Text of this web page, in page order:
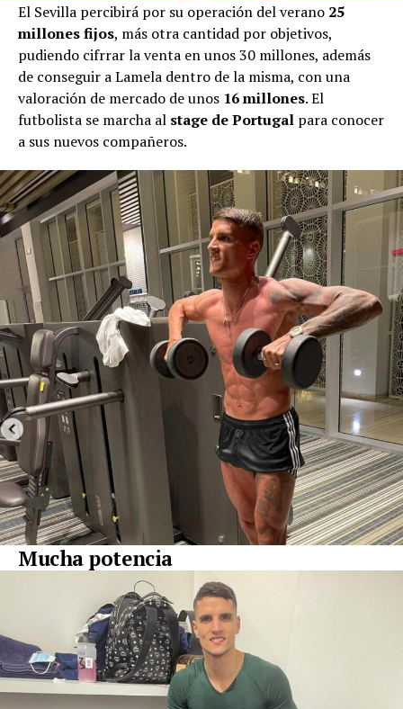
El Sevilla percibirá por su operación del verano 25
millones fijos, más otra cantidad por objetivos,
pudiendo cifrrar la venta en unos 30 millones, además
de conseguir a Lamela dentro de la misma, con una
valoración de mercado de unos 16 millones. El
futbolista se marcha al stage de Portugal para conocer
a sus nuevos compañeros.
Mucha potencia